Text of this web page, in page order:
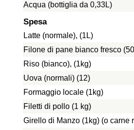
Acqua (bottiglia da 0,33L)
Spesa
Latte (normale), (1L)
Filone di pane bianco fresco
Riso (bianco), (1kg)
Uova (normali) (12)
Formaggio locale (1kg)
Filetti di pollo (1 kg)
Girello di Manzo (1kg) (o carne